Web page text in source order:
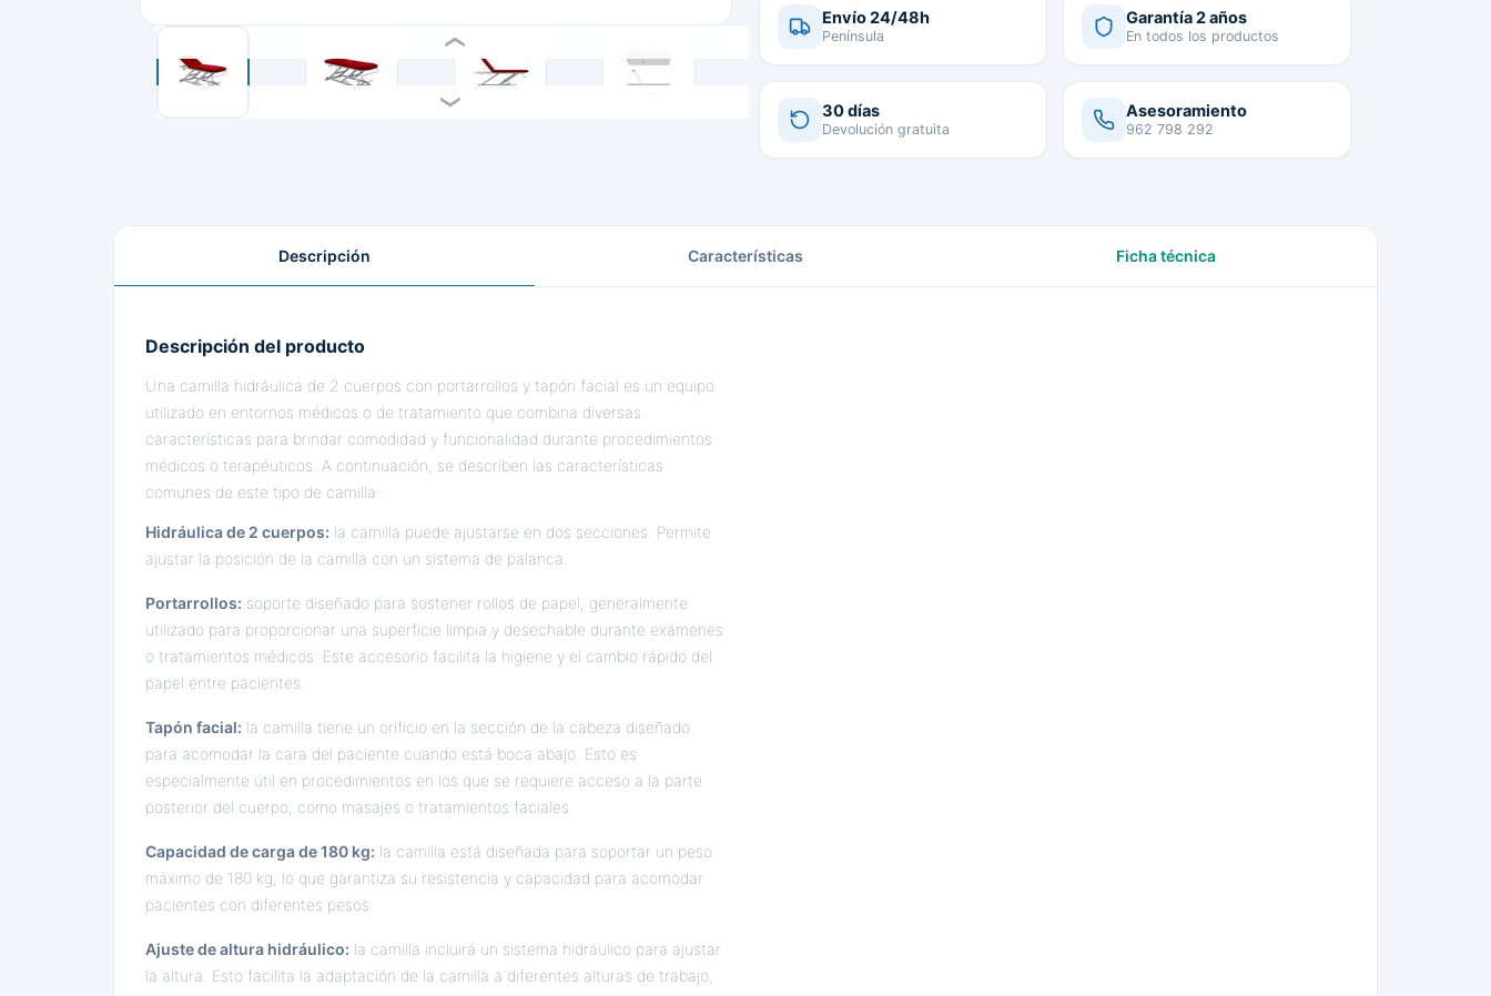
Envío 24/48h
Península
Garantía 2 años
En todos los productos
30 días
Devolución gratuita
Asesoramiento
962 798 292
Descripción Características Ficha técnica
Descripción del producto
Una camilla hidráulica de 2 cuerpos con portarrollos y tapón facial es un equipo
utilizado en entornos médicos o de tratamiento que combina diversas
características para brindar comodidad y funcionalidad durante procedimientos
médicos o terapéuticos. A continuación, se describen las características
comunes de este tipo de camilla:
Hidráulica de 2 cuerpos: la camilla puede ajustarse en dos secciones. Permite
ajustar la posición de la camilla con un sistema de palanca.
Portarrollos: soporte diseñado para sostener rollos de papel, generalmente
utilizado para proporcionar una superficie limpia y desechable durante exámenes
o tratamientos médicos. Este accesorio facilita la higiene y el cambio rápido del
papel entre pacientes.
Tapón facial: la camilla tiene un orificio en la sección de la cabeza diseñado
para acomodar la cara del paciente cuando está boca abajo. Esto es
especialmente útil en procedimientos en los que se requiere acceso a la parte
posterior del cuerpo, como masajes o tratamientos faciales.
Capacidad de carga de 180 kg: la camilla está diseñada para soportar un peso
máximo de 180 kg, lo que garantiza su resistencia y capacidad para acomodar
pacientes con diferentes pesos.
Ajuste de altura hidráulico: la camilla incluirá un sistema hidráulico para ajustar
la altura. Esto facilita la adaptación de la camilla a diferentes alturas de trabajo,